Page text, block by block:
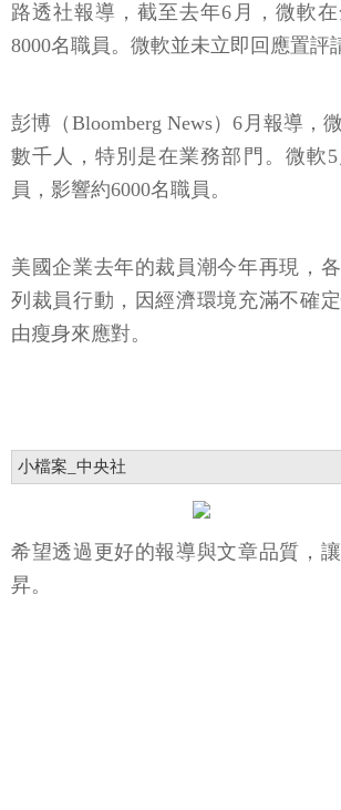
路透社報導，截至去年6月，微軟
8000名職員。微軟並未立即回應置評
彭博（Bloomberg News）6月報導，
數千人，特別是在業務部門。微軟
員，影響約6000名職員。
美國企業去年的裁員潮今年再現，
列裁員行動，因經濟環境充滿不確
由瘦身來應對。
小檔案_中央社
希望透過更好的報導與文章品質，
昇。